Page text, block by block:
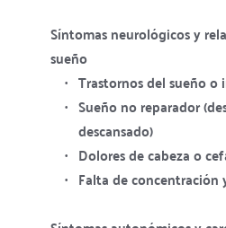
Síntomas neurológicos y
sueño
Trastornos del sueño o
Sueño no reparador
descansado)
Dolores de cabeza o
Falta de